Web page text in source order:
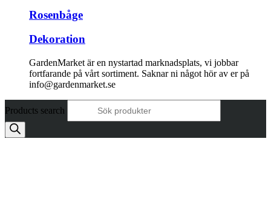
Rosenbåge
Dekoration
GardenMarket är en nystartad marknadsplats, vi jobbar
fortfarande på vårt sortiment. Saknar ni något hör av er på
info@gardenmarket.se
Products search